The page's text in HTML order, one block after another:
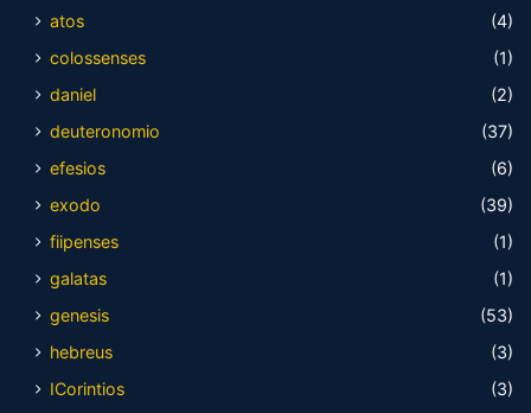
atos
(4)
colossenses
(1)
daniel
(2)
deuteronomio
(37)
efesios
(6)
exodo
(39)
fiipenses
(1)
galatas
(1)
genesis
(53)
hebreus
(3)
ICorintios
(3)